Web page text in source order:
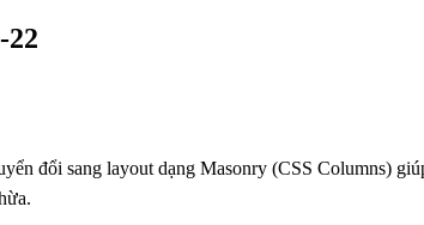
22
đổi sang layout dạng Masonry (CSS Columns)